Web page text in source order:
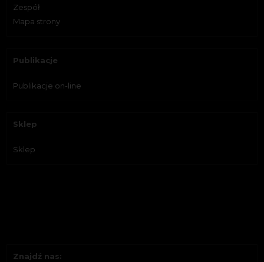
Zespół
Mapa strony
Publikacje
Publikacje on-line
Sklep
Sklep
Znajdź nas: